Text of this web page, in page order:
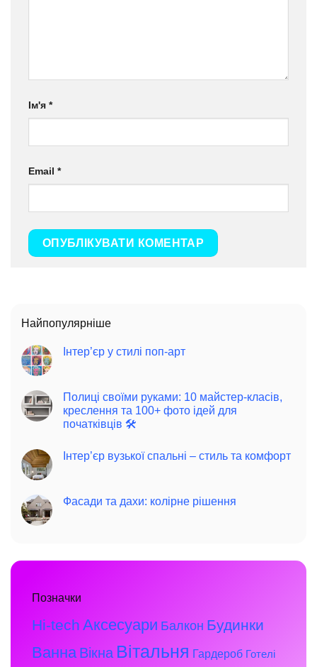
Ім'я *
Email *
Найпопулярніше
Інтер’єр у стилі поп-арт
Полиці своїми руками: 10 майстер-класів,
креслення та 100+ фото ідей для
початківців 🛠️
Інтер’єр вузької спальні – стиль та комфорт
Фасади та дахи: колірне рішення
Позначки
Hi-tech Аксесуари Балкон Будинки
Ванна Вікна Вітальня Гардероб Готелі